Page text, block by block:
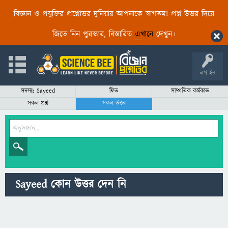
বিজ্ঞান ও প্রযুক্তির প্রশ্নোত্তর দুনিয়ায় আপনাকে স্বাগতম! প্রশ্ন-উত্তর দিয়ে
জিতে নিন পুরস্কার, বিস্তারিত এখানেদেখুন।
লগ ইন
সদস্যঃ Sayeed ফিড
সাম্প্রতিক কর্মকান্ড
সকল প্রশ্ন
সকল উত্তর
Sayeed কোন উত্তর দেন নি